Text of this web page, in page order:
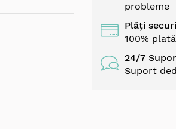
probleme
Plăți
100%
24/7
Suport